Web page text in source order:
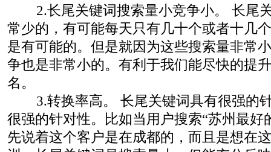
2.长尾关键词搜索量小竞争小。 长尾
常少的，有可能每天只有几十个或者十几
是有可能的。但是就因为这些搜索量非常
争也是非常小的。有利于我们能尽快的提
名。
3.转换率高。 长尾关键词具有很强的
很强的针对性。比如当用户搜索“苏州最好
先说着这个客户是在成都的，而且是想在